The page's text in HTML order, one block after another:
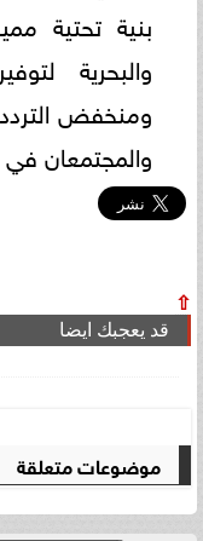
بنية تحتية
والبحرية
ومنخفض
والمجتمعان في
⇧
قد يعجبك ايضا
موضوعات متعلقة